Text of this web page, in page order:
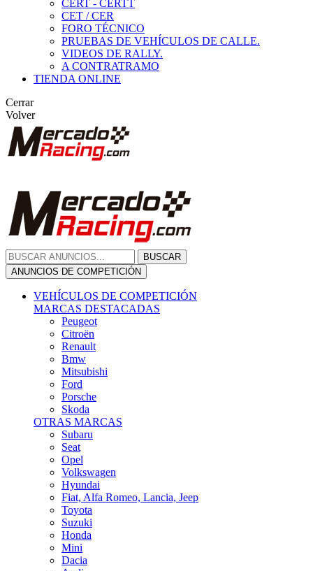
CERT - CERTT
CET / CER
FORO TÉCNICO
PRUEBAS DE VEHÍCULOS DE CALLE.
VIDEOS DE RALLY.
A CONTRATRAMO
TIENDA ONLINE
Cerrar
Volver
BUSCAR
ANUNCIOS DE COMPETICIÓN
VEHÍCULOS DE COMPETICIÓN
MARCAS DESTACADAS
Peugeot
Citroën
Renault
Bmw
Mitsubishi
Ford
Porsche
Skoda
OTRAS MARCAS
Subaru
Seat
Opel
Volkswagen
Hyundai
Fiat, Alfa Romeo, Lancia, Jeep
Toyota
Suzuki
Honda
Mini
Dacia
Audi
Otras Marcas